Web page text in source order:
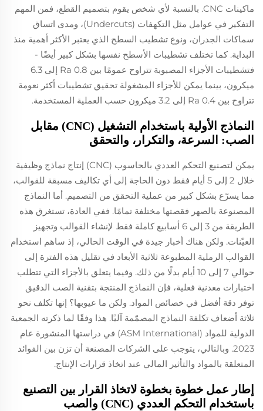
ماكينات CNC. بالنسبة لأي شخص يقوم بتصميم القطع، فمن المهم
التفكير في عوامل مثل التكهفات (Undercuts)، ومدى اتساق
سماكات الجدران، ونوع تشطيب السطح الذي يعتبر الأكثر أهمية منذ
البداية. كما تختلف تشطيبات الأسطح نفسها بشكل كبير أيضًا -
فتشطيبات الأجزاء المصبوبة تتراوح عمومًا بين Ra 0.8 إلى 6.3
ميكرون، بينما يمكن للأجزاء المشغولة تحقيق تشطيبات أكثر نعومة
تتراوح بين Ra 0.4 إلى 3.2 ميكرون حسب العملية المستخدمة.
النماذج الأولية باستخدام التشغيل (CNC) مقابل
الصب: السرعة، والتكرار، والتحقق
يمكن لتصنيع التحكم العددي بالحاسوب (CNC) إنتاج نماذج وظيفية
خلال 2 إلى 5 أيام فقط دون الحاجة إلى أي تكاليف مسبقة للقوالب،
مما يسرّع بشكل كبير من عملية التحقق من التصميم. أما النماذج
المصنوعة بالصهر فقصتها مختلفة تمامًا. ففي العادة، تستغرق هذه
الطريقة من 3 إلى 6 أسابيع كاملة فقط لإنشاء القوالب وتجهيز
العيّنات. ولكن هناك أخبار جيدة في الوقت الحالي، إذ ساهم استخدام
القوالب الرملية المطبوعة ثلاثية الأبعاد في تقليل هذه الفترة إلى
حوالي 7 إلى 10 أيام بدلًا من ذلك. وفيما يتعلق بالأجزاء التي تتطلب
اختبارات معدنية فعلية، فإن النماذج المنتجة بتقنية الصب الدقيق
توفر دقة أفضل في خصائص المواد. ولكن ما عيوبها؟ إنها تكلف نحو
ثلاثة أضعاف تكلفة النماذج المصمّمة آليًا. هذا وفقًا لما ذكرته الجمعية
الدولية للمواد (ASM International) في دراستها المنشورة عام
2023. وبالتالي، يتوجب على الشركات المصنعة أن تزن بين الفوائد
المتعلقة بالمواد والتأثير المالي عند اتخاذ قرارات الإنتاج.
إطار عمل خطوة بخطوة لاتخاذ القرار بين التصنيع
باستخدام التحكم العددي (CNC) والصب